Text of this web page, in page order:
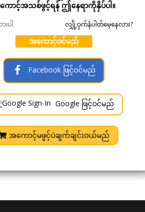
ောင့်အသစ်ဖွင့်ရန် ဤနေရာကိုနှိပ်ပါ။
ပါ လျှို့ဝှက်နံပါတ်မေ့နေလား?
အကောင့်ဝင်မည်
Facebook ဖြင့်ဝင်မည်
Google ဖြင့်ဝင်မည်
အကောင့်မဖွင့်ပဲချက်ချင်းဝယ်မည်